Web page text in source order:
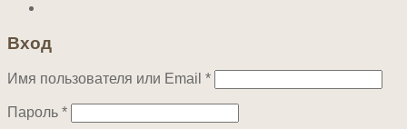
Вход
Имя пользователя или Email *Обязательно
Пароль *Обязательно